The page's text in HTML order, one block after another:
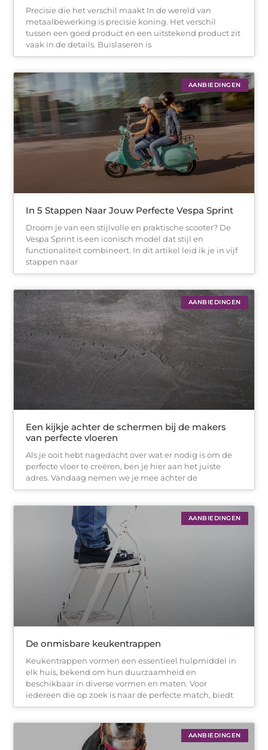
Precisie die het verschil maakt In de wereld van
metaalbewerking is precisie koning. Het verschil
tussen een goed product en een uitstekend product zit
vaak in de details. Buislaseren is
AANBIEDINGEN
In 5 Stappen Naar Jouw Perfecte Vespa Sprint
Droom je van een stijlvolle en praktische scooter? De
Vespa Sprint is een iconisch model dat stijl en
functionaliteit combineert. In dit artikel leid ik je in vijf
stappen naar
AANBIEDINGEN
Een kijkje achter de schermen bij de makers
van perfecte vloeren
Als je ooit hebt nagedacht over wat er nodig is om de
perfecte vloer te creëren, ben je hier aan het juiste
adres. Vandaag nemen we je mee achter de
AANBIEDINGEN
De onmisbare keukentrappen
Keukentrappen vormen een essentieel hulpmiddel in
elk huis, bekend om hun duurzaamheid en
beschikbaar in diverse vormen en maten. Voor
iedereen die op zoek is naar de perfecte match, biedt
AANBIEDINGEN